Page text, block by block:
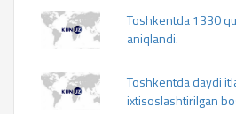
Toshkentda 1330
aniqlandi.
Toshkentda daydi
ixtisoslashtirilgan